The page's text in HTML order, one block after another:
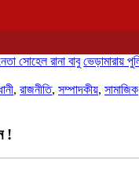
রানা বাবু ভেড়ামারায় পুলিশের
, রাজনীতি, সম্পাদকীয়, সামাজিক
!